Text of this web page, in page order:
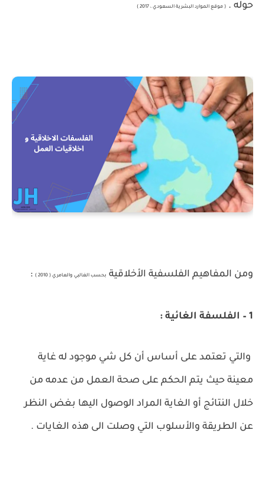
حوله . ( موقع الموارد البشرية السعودي ، 2017 )
ومن المفاهيم الفلسفية الأخلاقية بحسب الغالبي والعامري ( 2010 ) :
1 – الفلسفة الغائية :
والتي تعتمد على أساس أن كل شي موجود له غاية
معينة حيث يتم الحكم على صحة العمل من عدمه من
خلال النتائج أو الغاية المراد الوصول اليها بغض النظر
عن الطريقة والأسلوب التي وصلت الى هذه الغايات .